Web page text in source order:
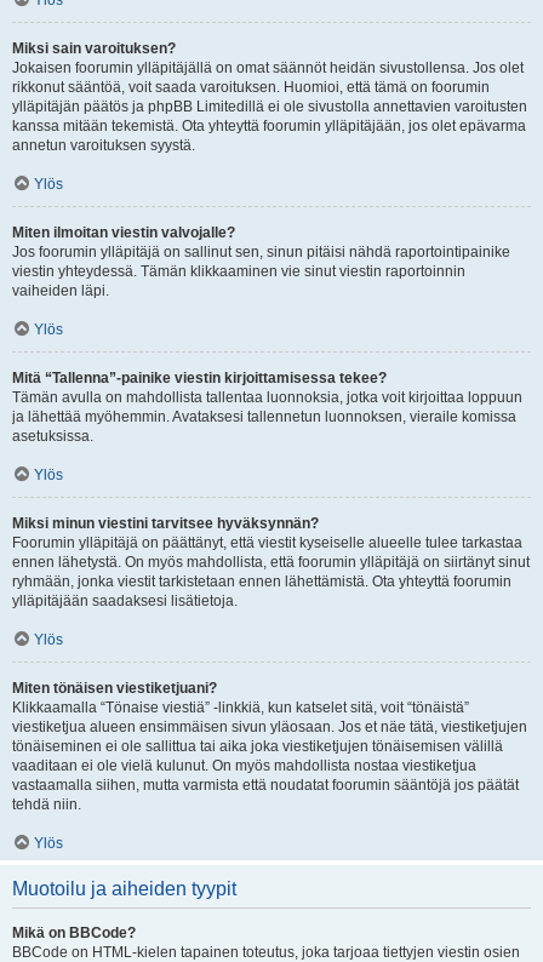
Miksi sain varoituksen?
Jokaisen foorumin ylläpitäjällä on omat säännöt heidän sivustollensa. Jos olet
rikkonut sääntöä, voit saada varoituksen. Huomioi, että tämä on foorumin
ylläpitäjän päätös ja phpBB Limitedillä ei ole sivustolla annettavien varoitusten
kanssa mitään tekemistä. Ota yhteyttä foorumin ylläpitäjään, jos olet epävarma
annetun varoituksen syystä.
Ylös
Miten ilmoitan viestin valvojalle?
Jos foorumin ylläpitäjä on sallinut sen, sinun pitäisi nähdä raportointipainike
viestin yhteydessä. Tämän klikkaaminen vie sinut viestin raportoinnin
vaiheiden läpi.
Ylös
Mitä “Tallenna”-painike viestin kirjoittamisessa tekee?
Tämän avulla on mahdollista tallentaa luonnoksia, jotka voit kirjoittaa loppuun
ja lähettää myöhemmin. Avataksesi tallennetun luonnoksen, vieraile komissa
asetuksissa.
Ylös
Miksi minun viestini tarvitsee hyväksynnän?
Foorumin ylläpitäjä on päättänyt, että viestit kyseiselle alueelle tulee tarkastaa
ennen lähetystä. On myös mahdollista, että foorumin ylläpitäjä on siirtänyt sinut
ryhmään, jonka viestit tarkistetaan ennen lähettämistä. Ota yhteyttä foorumin
ylläpitäjään saadaksesi lisätietoja.
Ylös
Miten tönäisen viestiketjuani?
Klikkaamalla “Tönaise viestiä” -linkkiä, kun katselet sitä, voit “tönäistä”
viestiketjua alueen ensimmäisen sivun yläosaan. Jos et näe tätä, viestiketjujen
tönäiseminen ei ole sallittua tai aika joka viestiketjujen tönäisemisen välillä
vaaditaan ei ole vielä kulunut. On myös mahdollista nostaa viestiketjua
vastaamalla siihen, mutta varmista että noudatat foorumin sääntöjä jos päätät
tehdä niin.
Ylös
Muotoilu ja aiheiden tyypit
Mikä on BBCode?
BBCode on HTML-kielen tapainen toteutus, joka tarjoaa tiettyjen viestin osien